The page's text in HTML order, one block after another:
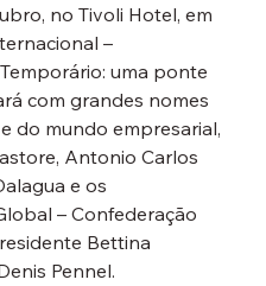
no Tivoli Hotel, em
–
uma ponte
com grandes nomes
do mundo empresarial,
Antonio Carlos
e os
– Confederação
Bettina
Pennel.